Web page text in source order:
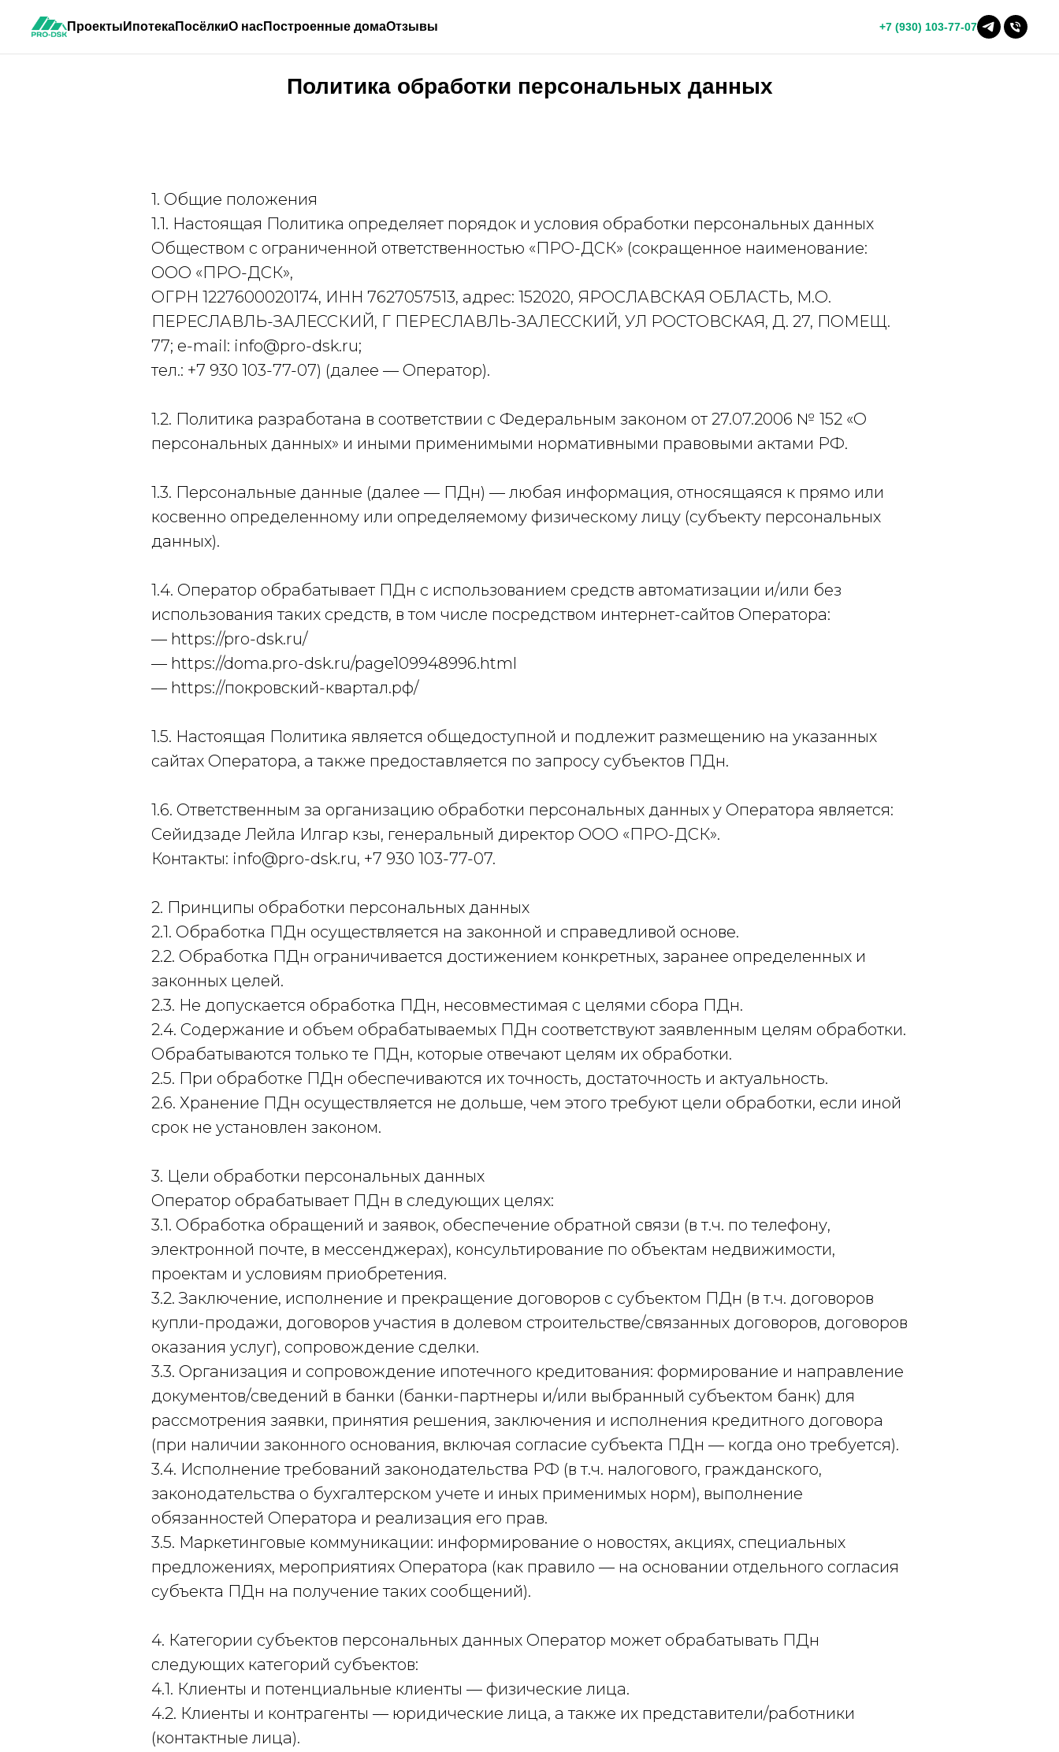
Проекты ИпотекаПосёлкиО насПостроенные домаОтзывы +7 (930) 103-77-07
Политика обработки персональных данных
1. Общие положения
1.1. Настоящая Политика определяет порядок и условия обработки персональных данных
Обществом с ограниченной ответственностью «ПРО-ДСК» (сокращенное наименование:
ООО «ПРО-ДСК»,
ОГРН 1227600020174, ИНН 7627057513, адрес: 152020, ЯРОСЛАВСКАЯ ОБЛАСТЬ, М.О.
ПЕРЕСЛАВЛЬ-ЗАЛЕССКИЙ, Г ПЕРЕСЛАВЛЬ-ЗАЛЕССКИЙ, УЛ РОСТОВСКАЯ, Д. 27, ПОМЕЩ.
77; e-mail: info@pro-dsk.ru;
тел.: +7 930 103-77-07) (далее — Оператор).
1.2. Политика разработана в соответствии с Федеральным законом от 27.07.2006 № 152 «О
персональных данных» и иными применимыми нормативными правовыми актами РФ.
1.3. Персональные данные (далее — ПДн) — любая информация, относящаяся к прямо или
косвенно определенному или определяемому физическому лицу (субъекту персональных
данных).
1.4. Оператор обрабатывает ПДн с использованием средств автоматизации и/или без
использования таких средств, в том числе посредством интернет-сайтов Оператора:
— https://pro-dsk.ru/
— https://doma.pro-dsk.ru/page109948996.html
— https://покровский-квартал.рф/
1.5. Настоящая Политика является общедоступной и подлежит размещению на указанных
сайтах Оператора, а также предоставляется по запросу субъектов ПДн.
1.6. Ответственным за организацию обработки персональных данных у Оператора является:
Сейидзаде Лейла Илгар кзы, генеральный директор ООО «ПРО-ДСК».
Контакты: info@pro-dsk.ru, +7 930 103-77-07.
2. Принципы обработки персональных данных
2.1. Обработка ПДн осуществляется на законной и справедливой основе.
2.2. Обработка ПДн ограничивается достижением конкретных, заранее определенных и
законных целей.
2.3. Не допускается обработка ПДн, несовместимая с целями сбора ПДн.
2.4. Содержание и объем обрабатываемых ПДн соответствуют заявленным целям обработки.
Обрабатываются только те ПДн, которые отвечают целям их обработки.
2.5. При обработке ПДн обеспечиваются их точность, достаточность и актуальность.
2.6. Хранение ПДн осуществляется не дольше, чем этого требуют цели обработки, если иной
срок не установлен законом.
3. Цели обработки персональных данных
Оператор обрабатывает ПДн в следующих целях:
3.1. Обработка обращений и заявок, обеспечение обратной связи (в т.ч. по телефону,
электронной почте, в мессенджерах), консультирование по объектам недвижимости,
проектам и условиям приобретения.
3.2. Заключение, исполнение и прекращение договоров с субъектом ПДн (в т.ч. договоров
купли-продажи, договоров участия в долевом строительстве/связанных договоров, договоров
оказания услуг), сопровождение сделки.
3.3. Организация и сопровождение ипотечного кредитования: формирование и направление
документов/сведений в банки (банки-партнеры и/или выбранный субъектом банк) для
рассмотрения заявки, принятия решения, заключения и исполнения кредитного договора
(при наличии законного основания, включая согласие субъекта ПДн — когда оно требуется).
3.4. Исполнение требований законодательства РФ (в т.ч. налогового, гражданского,
законодательства о бухгалтерском учете и иных применимых норм), выполнение
обязанностей Оператора и реализация его прав.
3.5. Маркетинговые коммуникации: информирование о новостях, акциях, специальных
предложениях, мероприятиях Оператора (как правило — на основании отдельного согласия
субъекта ПДн на получение таких сообщений).
4. Категории субъектов персональных данных Оператор может обрабатывать ПДн
следующих категорий субъектов:
4.1. Клиенты и потенциальные клиенты — физические лица.
4.2. Клиенты и контрагенты — юридические лица, а также их представители/работники
(контактные лица).